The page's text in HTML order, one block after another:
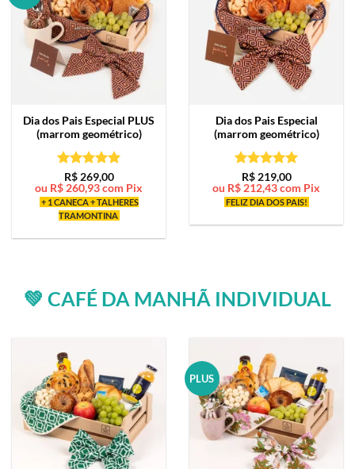
Dia dos Pais Especial PLUS
(marrom geométrico)
Avaliação5
de 5
R$269,00
ou R$ 260,93com Pix
+ 1 CANECA + TALHERES
TRAMONTINA
Dia dos Pais Especial
(marrom geométrico)
Avaliação5
de 5
R$219,00
ou R$ 212,43com Pix
FELIZ DIA DOS PAIS!
💚 CAFÉ DA MANHÃ INDIVIDUAL
PLUS